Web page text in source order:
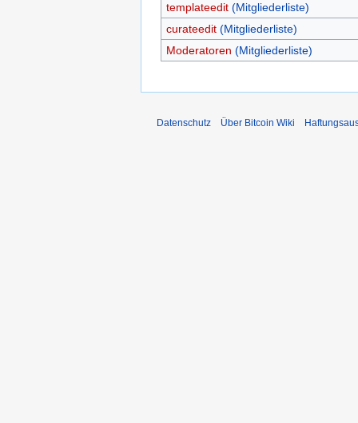
templateedit (Mitgliederliste)
curateedit (Mitgliederliste)
Moderatoren (Mitgliederliste)
Datenschutz Über Bitcoin Wiki